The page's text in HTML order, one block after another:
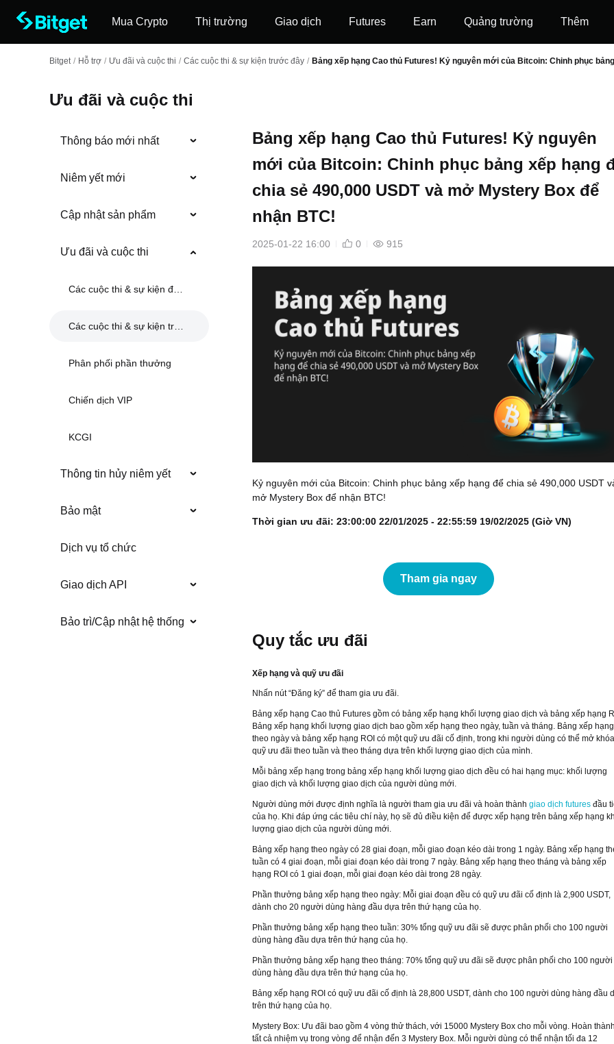
Mua Crypto Thị trường Giao dịch Futures ‌Earn Quảng trường Thêm
Bitget / Hỗ trợ / Ưu đãi và cuộc thi / Các cuộc thi & sự kiện trước đây / Bảng xếp hạng Cao thủ Futures! Kỷ nguyên mới của Bitcoin: Chinh phục
Ưu đãi và cuộc thi
Thông báo mới nhất
Niêm yết mới
Cập nhật sản phẩm
Ưu đãi và cuộc thi
Các cuộc thi & sự kiện đang diễn ra
Các cuộc thi & sự kiện trước đây
Phân phối phần thưởng
Chiến dịch VIP
KCGI
Thông tin hủy niêm yết
Bảo mật
Dịch vụ tổ chức
Giao dịch API
Bảo trì/Cập nhật hệ thống
Bảng xếp hạng Cao thủ Futures! Kỷ nguyên
mới của Bitcoin: Chinh phục bảng xếp hạng
chia sẻ 490,000 USDT và mở Mystery Box để
nhận BTC!
2025-01-22 16:00 0 915
Kỷ nguyên mới của Bitcoin: Chinh phục bảng xếp hạng để chia sẻ 490,000 USDT
mở Mystery Box để nhận BTC!
Thời gian ưu đãi: 23:00:00 22/01/2025 - 22:55:59 19/02/2025 (Giờ VN)
Tham gia ngay
Quy tắc ưu đãi
Xếp hạng và quỹ ưu đãi
Nhấn nút “Đăng ký” để tham gia ưu đãi.
Bảng xếp hạng Cao thủ Futures gồm có bảng xếp hạng khối lượng giao dịch và bảng xếp hạng
Bảng xếp hạng khối lượng giao dịch bao gồm xếp hạng theo ngày, tuần và tháng. Bảng xếp hạng
theo ngày và bảng xếp hạng ROI có một quỹ ưu đãi cố định, trong khi người dùng có thể mở khóa
quỹ ưu đãi theo tuần và theo tháng dựa trên khối lượng giao dịch của mình.
Mỗi bảng xếp hạng trong bảng xếp hạng khối lượng giao dịch đều có hai hạng mục: khối lượng
giao dịch và khối lượng giao dịch của người dùng mới.
Người dùng mới được định nghĩa là người tham gia ưu đãi và hoàn thành giao dịch futures đầu
của họ. Khi đáp ứng các tiêu chí này, họ sẽ đủ điều kiện để được xếp hạng trên bảng xếp hạng
lượng giao dịch của người dùng mới.
Bảng xếp hạng theo ngày có 28 giai đoạn, mỗi giao đoạn kéo dài trong 1 ngày. Bảng xếp hạng
tuần có 4 giai đoạn, mỗi giai đoạn kéo dài trong 7 ngày. Bảng xếp hạng theo tháng và bảng xếp
hạng ROI có 1 giai đoạn, mỗi giai đoạn kéo dài trong 28 ngày.
Phần thưởng bảng xếp hạng theo ngày: Mỗi giai đoạn đều có quỹ ưu đãi cố định là 2,900 USDT,
dành cho 20 người dùng hàng đầu dựa trên thứ hạng của họ.
Phần thưởng bảng xếp hạng theo tuần: 30% tổng quỹ ưu đãi sẽ được phân phối cho 100 người
dùng hàng đầu dựa trên thứ hạng của họ.
Phần thưởng bảng xếp hạng theo tháng: 70% tổng quỹ ưu đãi sẽ được phân phối cho 100 người
dùng hàng đầu dựa trên thứ hạng của họ.
Bảng xếp hạng ROI có quỹ ưu đãi cố định là 28,800 USDT, dành cho 100 người dùng hàng đầu
trên thứ hạng của họ.
Mystery Box: Ưu đãi bao gồm 4 vòng thử thách, với 15000 Mystery Box cho mỗi vòng. Hoàn thành
tất cả nhiệm vụ trong vòng để nhận đến 3 Mystery Box. Mỗi người dùng có thể nhận tối đa 12